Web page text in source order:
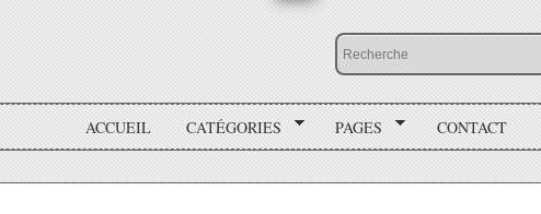
ACCUEIL CATÉGORIES PAGES CONTACT